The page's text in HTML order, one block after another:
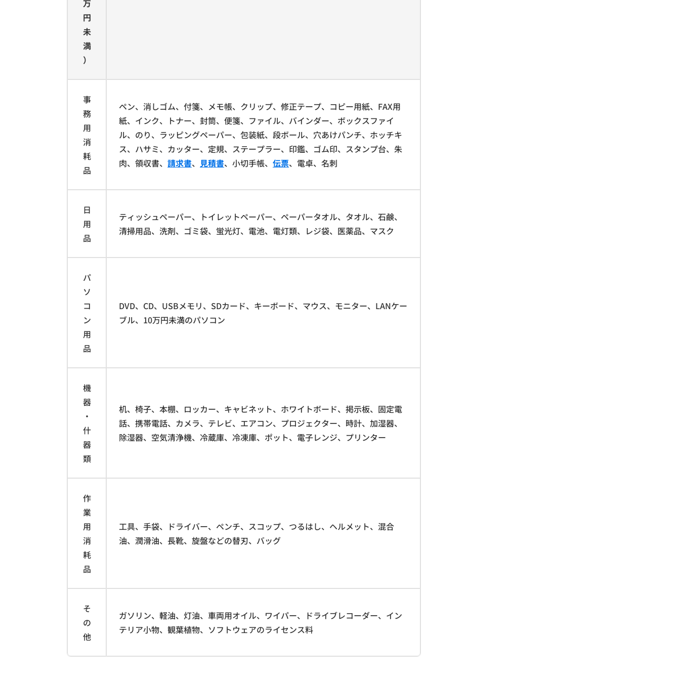
万
円
未
満
）
事
務
用
消
耗
品
ペン、消しゴム、付箋、メモ帳、クリップ、修正テープ、コピー用紙、FAX用
紙、インク、トナー、封筒、便箋、ファイル、バインダー、ボックスファイ
ル、のり、ラッピングペーパー、包装紙、段ボール、穴あけパンチ、ホッチキ
ス、ハサミ、カッター、定規、ステープラー、印鑑、ゴム印、スタンプ台、朱
肉、領収書、 請求書、 見積書、小切手帳、 伝票、電卓、名刺
日
用
品
ティッシュペーパー、トイレットペーパー、ペーパータオル、タオル、石鹸、
清掃用品、洗剤、ゴミ袋、蛍光灯、電池、電灯類、レジ袋、医薬品、マスク
パ
ソ
コ
ン
用
品
DVD、CD、USBメモリ、SDカード、キーボード、マウス、モニター、LANケー
ブル、10万円未満のパソコン
機
器
・
什
器
類
机、椅子、本棚、ロッカー、キャビネット、ホワイトボード、掲示板、固定電
話、携帯電話、カメラ、テレビ、エアコン、プロジェクター、時計、加湿器、
除湿器、空気清浄機、冷蔵庫、冷凍庫、ポット、電子レンジ、プリンター
作
業
用
消
耗
品
工具、手袋、ドライバー、ペンチ、スコップ、つるはし、ヘルメット、混合
油、潤滑油、長靴、旋盤などの替刃、バッグ
そ
の
他
ガソリン、軽油、灯油、車両用オイル、ワイパー、ドライブレコーダー、イン
テリア小物、観葉植物、ソフトウェアのライセンス料